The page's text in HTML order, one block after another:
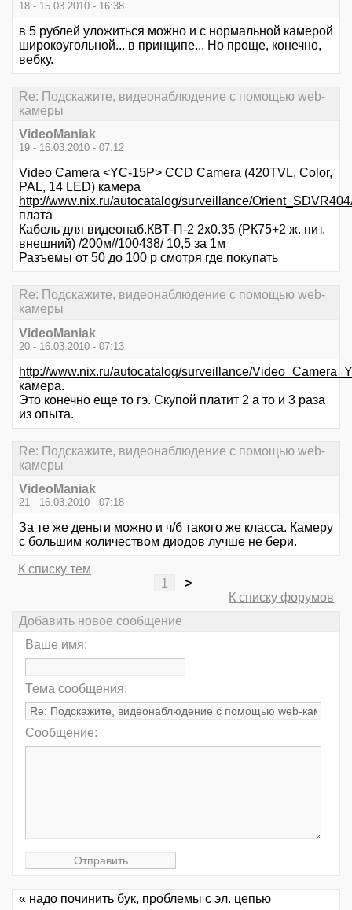
18 - 15.03.2010 - 16:38
в 5 рублей уложиться можно и с нормальной камерой
широкоугольной... в принципе... Но проще, конечно,
вебку.
Re: Подскажите, видеонаблюдение с помощью web-
камеры
VideoManiak
19 - 16.03.2010 - 07:12
Video Camera <YC-15P> CCD Camera (420TVL, Color,
PAL, 14 LED) камера
http://www.nix.ru/autocatalog/surveillance/
плата
Кабель для видеонаб.КВТ-П-2 2х0.35 (РК75+2 ж. пит.
внешний) /200м//100438/ 10,5 за 1м
Разъемы от 50 до 100 р смотря где покупать
Re: Подскажите, видеонаблюдение с помощью web-
камеры
VideoManiak
20 - 16.03.2010 - 07:13
http://www.nix.ru/autocatalog/surveillance/
камера.
Это конечно еще то гэ. Скупой платит 2 а то и 3 раза
из опыта.
Re: Подскажите, видеонаблюдение с помощью web-
камеры
VideoManiak
21 - 16.03.2010 - 07:18
За те же деньги можно и ч/б такого же класса. Камеру
с большим количеством диодов лучше не бери.
К списку тем
1
>
К списку форумов
Добавить новое сообщение
Ваше имя:
Тема сообщения:
Сообщение:
« надо починить бук, проблемы с эл. цепью